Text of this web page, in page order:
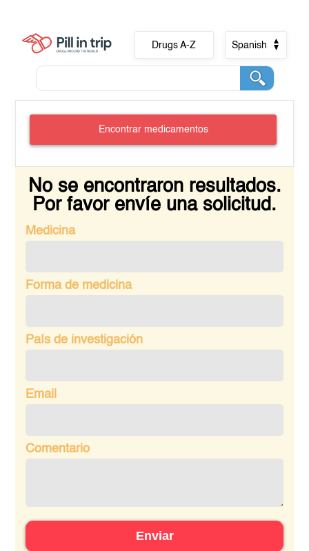
Drugs A-Z Spanish
Encontrar medicamentos
No se encontraron resultados.
Por favor envíe una solicitud.
Medicina
Forma de medicina
País de investigación
Email
Comentario
Enviar